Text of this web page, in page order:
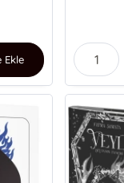
Ekle